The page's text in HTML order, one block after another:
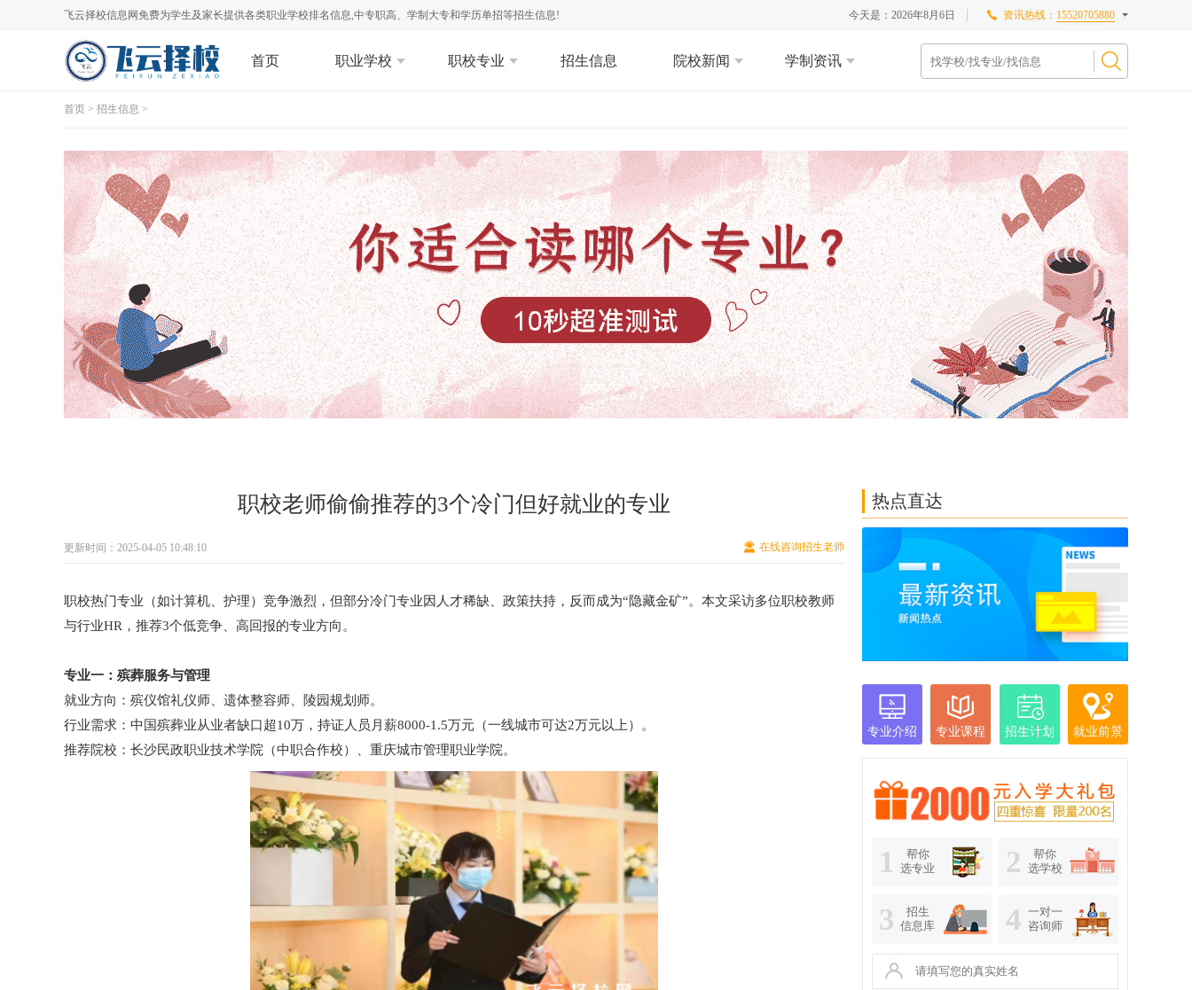
飞云择校信息网免费为学生及家长提供各类职业学校排名信息,中专职高、学制大专和学历单招等招生信息! 今天是： 2026年8月6日 资讯热线： 15520705880
首页 职业学校 职校专业 招生信息 院校新闻 学制资讯
首页 > 招生信息 >
热点直达
专业介绍 专业课程 招生计划 就业前景
1
帮你
选专业
2
帮你
选学校
3
招生
信息库
4 一对一
咨询师
职校老师偷偷推荐的3个冷门但好就业的专业
更新时间：2025-04-05 10:48:10 在线咨询招生老师
职校热门专业（如计算机、护理）竞争激烈，但部分冷门专业因人才稀缺、政策扶持，反而成为“隐藏金矿”。本文采访多位职校教师
与行业HR，推荐3个低竞争、高回报的专业方向。
专业一：殡葬服务与管理
就业方向：殡仪馆礼仪师、遗体整容师、陵园规划师。
行业需求：中国殡葬业从业者缺口超10万，持证人员月薪8000-1.5万元（一线城市可达2万元以上）。
推荐院校：长沙民政职业技术学院（中职合作校）、重庆城市管理职业学院。